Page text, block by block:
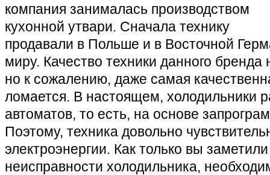
компания занималась производством
кухонной утвари. Сначала технику
продавали в Польше и в Восточной
миру. Качество техники данного
но к сожалению, даже самая
ломается. В настоящем, холодильники
автоматов, то есть, на основе
Поэтому, техника довольно
электроэнергии. Как только вы
неисправности холодильника,